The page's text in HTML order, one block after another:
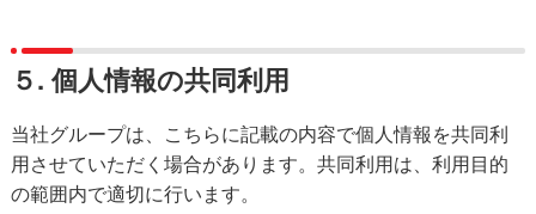
５. 個人情報の共同利用
当社グループは、 こちらに記載の内容で個人情報を共同利
用させていただく場合があります。共同利用は、利用目的
の範囲内で適切に行います。